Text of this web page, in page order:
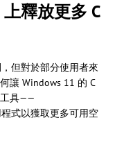
釋放更多 C
但對於部分使用者來
讓 Windows 11 的 C
工具——
程式以獲取更多可用空